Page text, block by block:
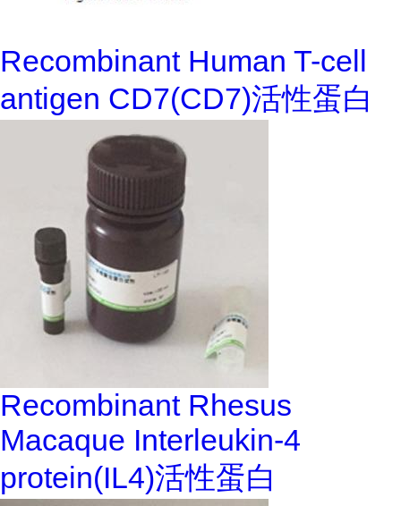
Recombinant Human T-cell
antigen CD7(CD7)活性蛋白
Recombinant Rhesus
Macaque Interleukin-4
protein(IL4)活性蛋白